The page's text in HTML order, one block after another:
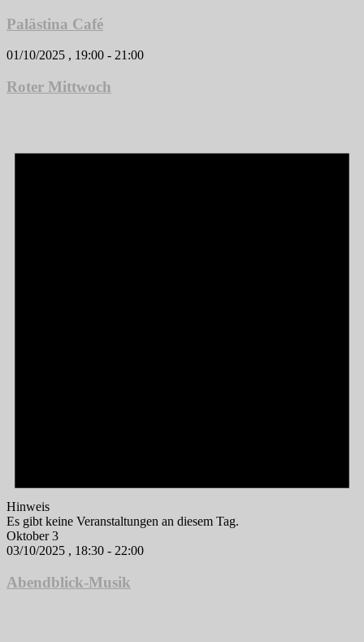
Palästina Café
01/10/2025 , 19:00 - 21:00
Roter Mittwoch
Hinweis
Es gibt keine Veranstaltungen an diesem Tag.
Oktober 3
03/10/2025 , 18:30 - 22:00
Abendblick-Musik